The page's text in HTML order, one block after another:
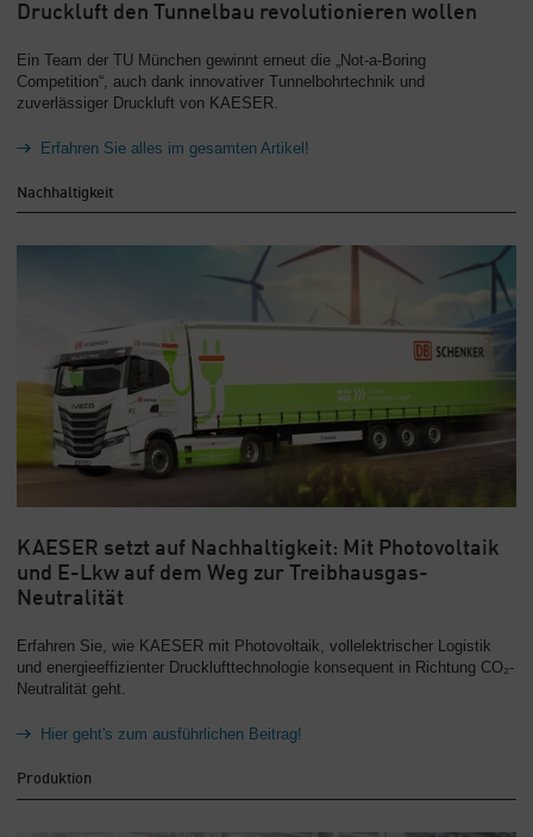
Druckluft den Tunnelbau revolutionieren wollen
Ein Team der TU München gewinnt erneut die „Not-a-Boring
Competition“, auch dank innovativer Tunnelbohrtechnik und
zuverlässiger Druckluft von KAESER.
Erfahren Sie alles im gesamten Artikel!
Nachhaltigkeit
KAESER setzt auf Nachhaltigkeit: Mit Photovoltaik
und E-Lkw auf dem Weg zur Treibhausgas-
Neutralität
Erfahren Sie, wie KAESER mit Photovoltaik, vollelektrischer Logistik
und energieeffizienter Drucklufttechnologie konsequent in Richtung CO₂-
Neutralität geht.
Hier geht's zum ausführlichen Beitrag!
Produktion